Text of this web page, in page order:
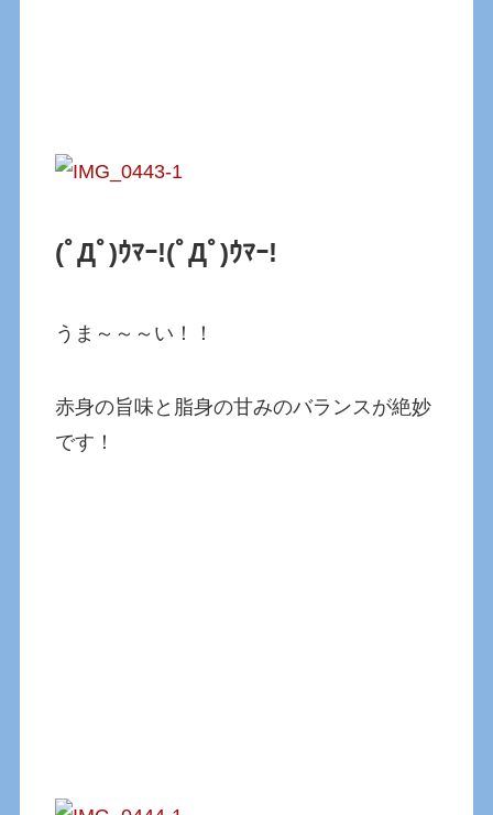
(ﾟДﾟ)ｳﾏｰ!(ﾟДﾟ)ｳﾏｰ!
うま～～～い！！
赤身の旨味と脂身の甘みのバランスが絶妙
です！